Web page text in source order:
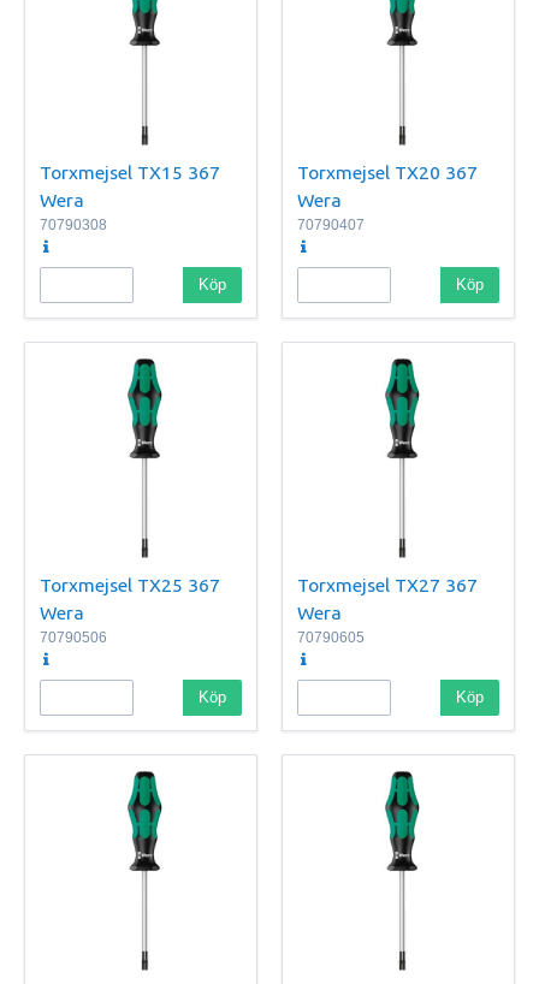
Torxmejsel TX15 367
Wera
70790308
Köp
Torxmejsel TX20 367
Wera
70790407
Köp
Torxmejsel TX25 367
Wera
70790506
Köp
Torxmejsel TX27 367
Wera
70790605
Köp